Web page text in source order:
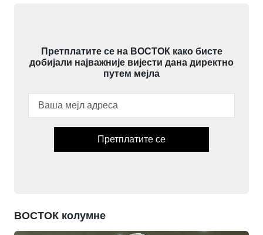
Претплатите се на ВОСТОК како бисте
добијали најважније вијести дана директно
путем мејла
Претплатите се
ВОСТОК колумне